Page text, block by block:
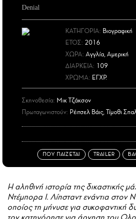
Denial
ΚΑΤΗΓΟΡΙΑ: Βιογραφική
ΕΤΟΣ: 2016
ΧΩΡΑ: Αγγλία, Αμερική
ΔΙΑΡΚΕΙΑ: 109
ΧΡΩΜΑ: ΕΓΧΡ.
Σκηνοθεσία: Μικ Τζάκσον
Πρωταγωνιστούν: Ρέιτσελ Βάις, Τίμοθι
ΠΟΥ ΠΑΙΖΕΤΑΙ TRAILER
Η αληθινή ιστορία της δικαστικής
Ντέμπορα Ι. Λίπσταντ ενάντια στον
οποίος τη μήνυσε για συκοφαντική